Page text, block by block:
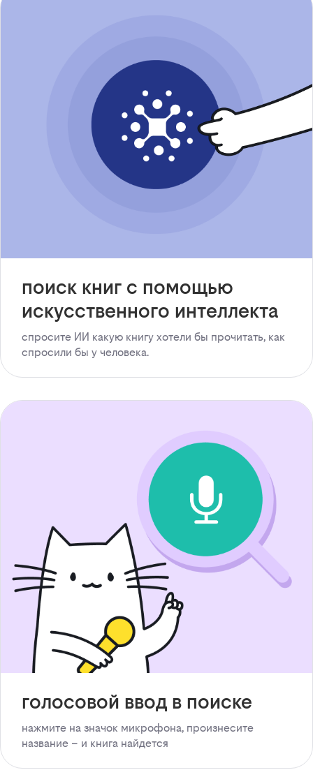
поиск книг с помощью
искусственного интеллекта
спросите ИИ какую книгу хотели бы прочитать, как
спросили бы у человека.
голосовой ввод в поиске
нажмите на значок микрофона, произнесите
название – и книга найдется